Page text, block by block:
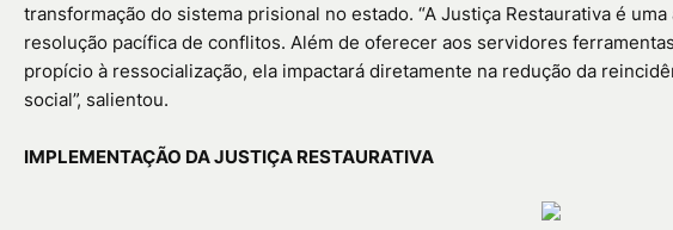
transformação do sistema prisional no estado. “A Justiça Restaurativa é
resolução pacífica de conflitos. Além de oferecer aos servidores
propício à ressocialização, ela impactará diretamente na redução da
social”, salientou.
IMPLEMENTAÇÃO DA JUSTIÇA RESTAURATIVA